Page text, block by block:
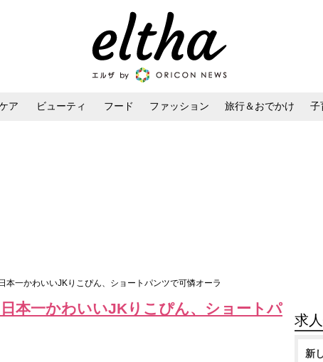
ア ビューティ フード ファッション 旅行＆おでかけ 子
本一かわいいJKりこぴん、ショートパンツで可憐オーラ
本一かわいいJKりこぴん、ショートパ
求
新